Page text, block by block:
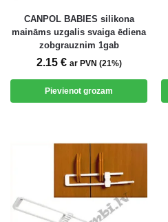
CANPOL BABIES silikona
maināms uzgalis svaiga ēdiena
zobgrauznim 1gab
2.15 € ar PVN (21%)
Pievienot grozam